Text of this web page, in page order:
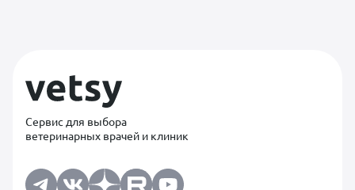
Сервис для выбора
ветеринарных врачей и клиник